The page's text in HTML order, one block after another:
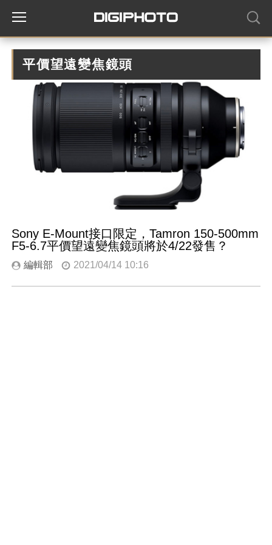
平價望遠變焦鏡頭
Sony E-Mount接口限定，Tamron 150-500mm
F5-6.7平價望遠變焦鏡頭將於4/22發售？
編輯部 2021/04/14 10:16